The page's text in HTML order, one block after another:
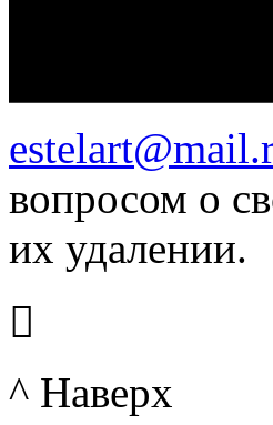
вопросом о
их удалении.

^ Наверх